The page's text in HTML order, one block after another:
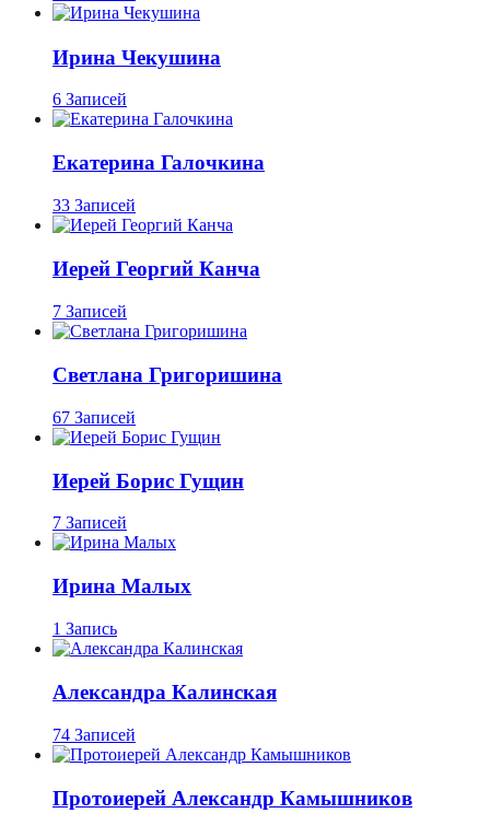
Ирина Чекушина
6 Записей
Екатерина Галочкина
33 Записей
Иерей Георгий Канча
7 Записей
Светлана Григоришина
67 Записей
Иерей Борис Гущин
7 Записей
Ирина Малых
1 Запись
Александра Калинская
74 Записей
Протоиерей Александр Камышников